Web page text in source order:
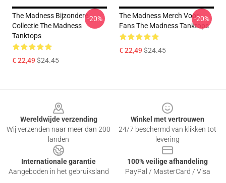
The Madness Bijzondere
Collectie The Madness
Tanktops
€ 22,49$24.45
-20%
The Madness Merch Voor
Fans The Madness Tanktops
€ 22,49$24.45
-20%
Wereldwijde verzending
Wij verzenden naar meer dan 200
landen
Winkel met vertrouwen
24/7 beschermd van klikken tot
levering
Internationale garantie
Aangeboden in het gebruiksland
100% veilige afhandeling
PayPal / MasterCard / Visa